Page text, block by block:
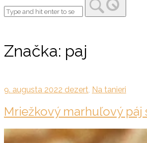
Značka: paj
9. augusta 2022 dezert, Na tanieri
Mriežkový marhuľový páj